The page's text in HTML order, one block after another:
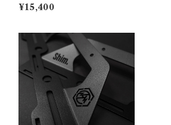
OMEN キーン ニューポート レ
トロ ウィメンズ
¥15,400